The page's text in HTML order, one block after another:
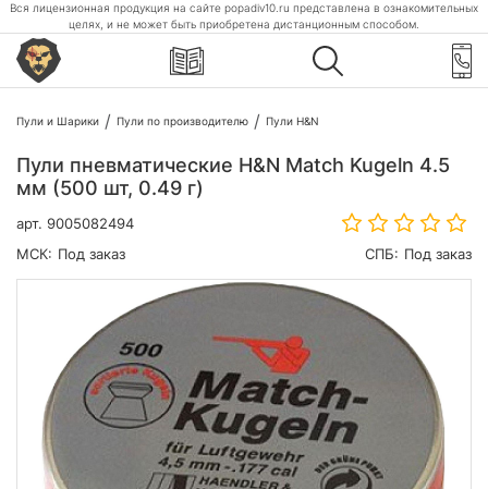
Вся лицензионная продукция на сайте popadiv10.ru представлена в ознакомительных
целях, и не может быть приобретена дистанционным способом.
Пули и Шарики Пули по производителю Пули H&N
Пули пневматические H&N Match Kugeln 4.5
мм (500 шт, 0.49 г)
арт. 9005082494
МСК: Под заказ СПБ: Под заказ